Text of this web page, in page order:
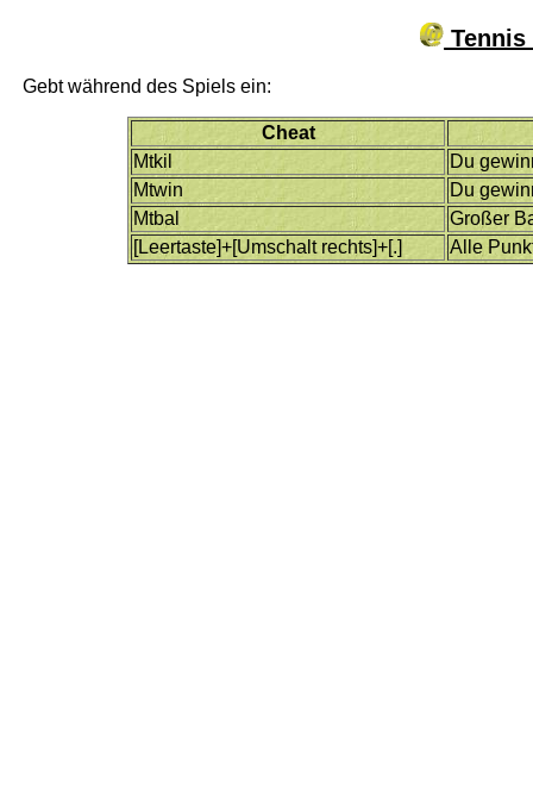
Tennis
Gebt während des Spiels ein:
Cheat
Mtkil
Du
Mtwin
Du
Mtbal
Großer
[Leertaste]+[Umschalt rechts]+[.]
Alle